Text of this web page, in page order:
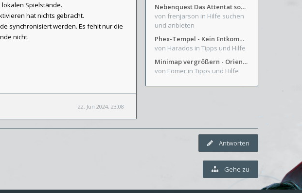
lokalen Spielstände.
hat nichts gebracht.
synchronisiert werden. Es fehlt nur die
nicht.
22. Jun 2024, 23:08
Nebenquest Das Attentat sowie Beilunker Reiter und zwei kleine Ausrüstungsfragen
von frenjarson in Hilfe suchen
und anbieten
Phex-Tempel - Kein Entkommen aus Weinkeller/Bibliothek Trakt
von Harados in Tipps und Hilfe
Minimap vergrößern - Orientierung in Blutzinnen
von Eomer in Tipps und Hilfe
Antworten
Gehe zu